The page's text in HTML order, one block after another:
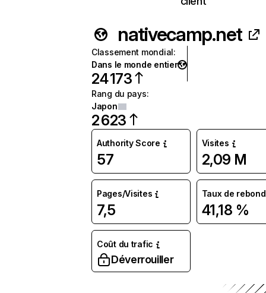
nativecamp.net
Classement mondial:
Dans le monde entier
24 173
Rang du pays:
Japon
2 623
Authority Score
57
Visites
2,09 M
Pages/Visites
7,5
Taux de rebond
41,18 %
Coût du trafic
Déverrouiller